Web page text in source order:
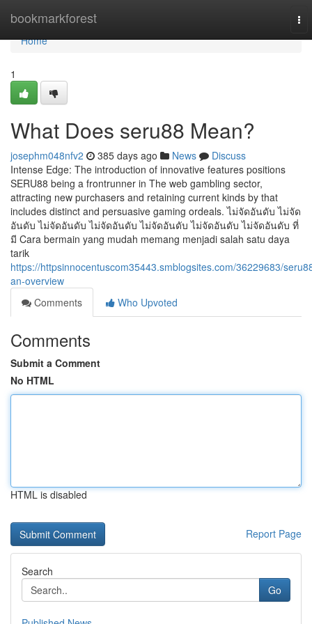
bookmarkforest
Home
Home
1
What Does seru88 Mean?
josephm048nfv2 385 days ago News
Discuss
Intense Edge: The introduction of innovative features positions
SERU88 being a frontrunner in The web gambling sector,
attracting new purchasers and retaining current kinds by that
includes distinct and persuasive gaming ordeals. ไม่จัดอันดับ ไม่จัด
อันดับ ไม่จัดอันดับ ไม่จัดอันดับ ไม่จัดอันดับ ไม่จัดอันดับ ไม่จัดอันดับ ที่
มี Cara bermain yang mudah memang menjadi salah satu daya
tarik
https://httpsinnocentuscom35443.smblogsites.com/36229683/
an-overview
Comments
Who Upvoted
Comments
Submit a Comment
No HTML
HTML is disabled
Report Page
Search
Go